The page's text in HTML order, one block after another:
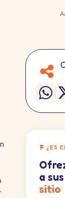
¿ES
a
sitio